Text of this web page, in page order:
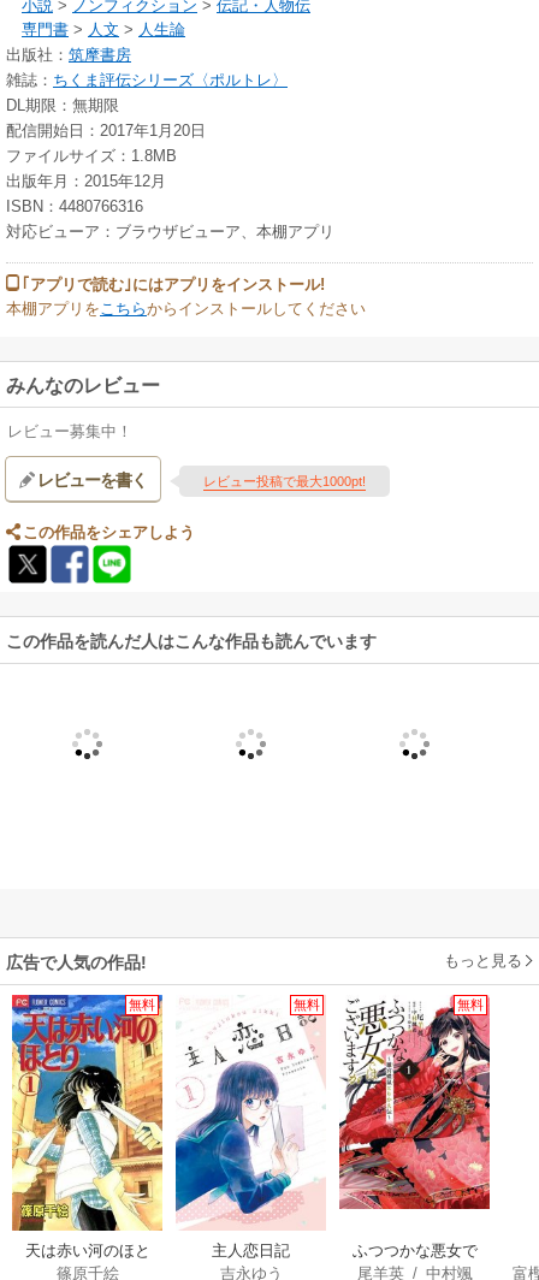
小説 > ノンフィクション > 伝記・人物伝
専門書 > 人文 > 人生論
出版社： 筑摩書房
雑誌： ちくま評伝シリーズ〈ポルトレ〉
DL期限：無期限
配信開始日：2017年1月20日
ファイルサイズ：1.8MB
出版年月：2015年12月
ISBN：4480766316
対応ビューア：ブラウザビューア、本棚アプリ
｢アプリで読む｣にはアプリをインストール!
本棚アプリを こちらからインストールしてください
みんなのレビュー
レビュー募集中！
レビューを書く レビュー投稿で最大1000pt!
この作品をシェアしよう
この作品を読んだ人はこんな作品も読んでいます
広告で人気の作品! もっと見る
無料
天は赤い河のほと
り
篠原千絵
無料
主人恋日記
吉永ゆう
無料
ふつつかな悪女で
はございますが ～
尾羊英/ 中村颯 富